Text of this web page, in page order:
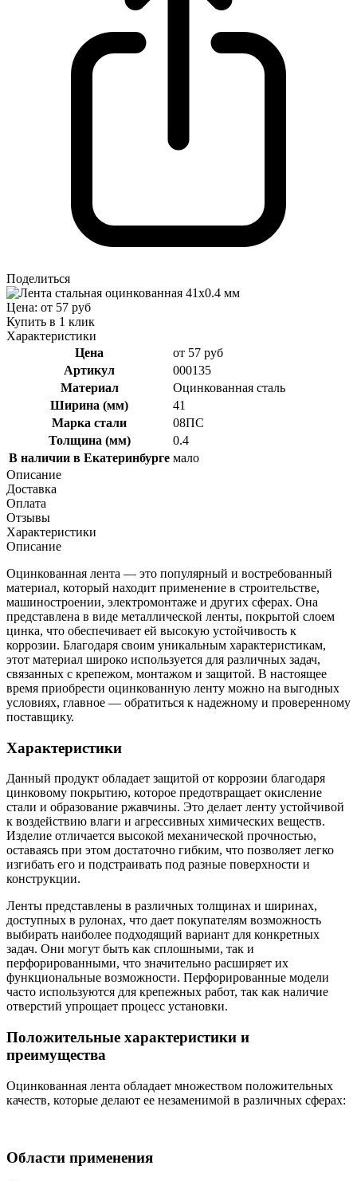
Поделиться
Цена: от 57 руб
Купить в 1 клик
Характеристики
Цена
от 57 руб
Артикул
000135
Материал
Оцинкованная сталь
Ширина (мм)
41
Марка стали
08ПС
Толщина (мм)
0.4
В наличии в Екатеринбурге мало
Описание
Доставка
Оплата
Отзывы
Характеристики
Описание
Оцинкованная лента — это популярный и востребованный
материал, который находит применение в строительстве,
машиностроении, электромонтаже и других сферах. Она
представлена в виде металлической ленты, покрытой слоем
цинка, что обеспечивает ей высокую устойчивость к
коррозии. Благодаря своим уникальным характеристикам,
этот материал широко используется для различных задач,
связанных с крепежом, монтажом и защитой. В настоящее
время приобрести оцинкованную ленту можно на выгодных
условиях, главное — обратиться к надежному и проверенному
поставщику.
Характеристики
Данный продукт обладает защитой от коррозии благодаря
цинковому покрытию, которое предотвращает окисление
стали и образование ржавчины. Это делает ленту устойчивой
к воздействию влаги и агрессивных химических веществ.
Изделие отличается высокой механической прочностью,
оставаясь при этом достаточно гибким, что позволяет легко
изгибать его и подстраивать под разные поверхности и
конструкции.
Ленты представлены в различных толщинах и ширинах,
доступных в рулонах, что дает покупателям возможность
выбирать наиболее подходящий вариант для конкретных
задач. Они могут быть как сплошными, так и
перфорированными, что значительно расширяет их
функциональные возможности. Перфорированные модели
часто используются для крепежных работ, так как наличие
отверстий упрощает процесс установки.
Положительные характеристики и
преимущества
Оцинкованная лента обладает множеством положительных
качеств, которые делают ее незаменимой в различных сферах:
Области применения